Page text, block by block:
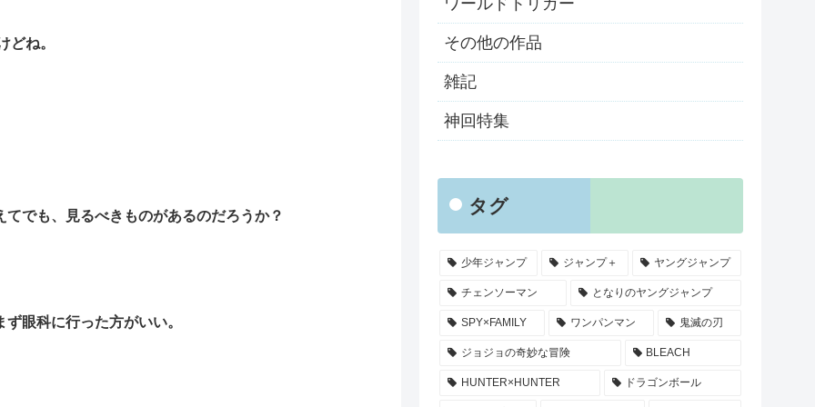
どね。
でも、見るべきものがあるのだろうか？
眼科に行った方がいい。
その他の作品
雑記
神回特集
タグ
少年ジャンプ ジャンプ＋ ヤングジャンプ
チェンソーマン となりのヤングジャンプ
SPY×FAMILY ワンパンマン 鬼滅の刃
ジョジョの奇妙な冒険 BLEACH
HUNTER×HUNTER ドラゴンボール